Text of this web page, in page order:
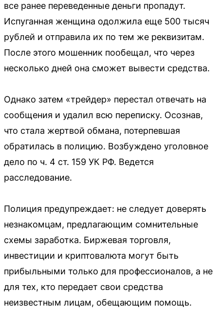
все ранее переведенные деньги пропадут.
Испуганная женщина одолжила еще 500 тысяч
рублей и отправила их по тем же реквизитам.
После этого мошенник пообещал, что через
несколько дней она сможет вывести средства.
Однако затем «трейдер» перестал отвечать на
сообщения и удалил всю переписку. Осознав,
что стала жертвой обмана, потерпевшая
обратилась в полицию. Возбуждено уголовное
дело по ч. 4 ст. 159 УК РФ. Ведется
расследование.
Полиция предупреждает: не следует доверять
незнакомцам, предлагающим сомнительные
схемы заработка. Биржевая торговля,
инвестиции и криптовалюта могут быть
прибыльными только для профессионалов, а не
для тех, кто передает свои средства
неизвестным лицам, обещающим помощь.